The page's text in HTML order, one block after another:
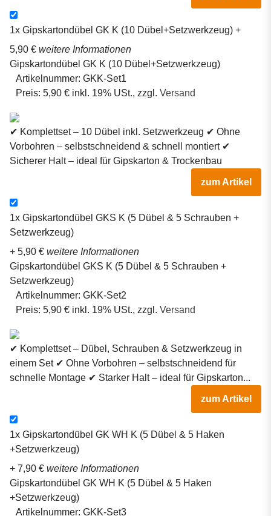
1x Gipskartondübel GK K (10 Dübel+Setzwerkzeug) +
5,90 € weitere Informationen
Gipskartondübel GK K (10 Dübel+Setzwerkzeug)
Artikelnummer: GKK-Set1
Preis: 5,90 € inkl. 19% USt., zzgl. Versand
✔ Komplettset – 10 Dübel inkl. Setzwerkzeug ✔ Ohne
Vorbohren – selbstschneidend & schnell montiert ✔
Sicherer Halt – ideal für Gipskarton & Trockenbau
zum Artikel
1x Gipskartondübel GKS K (5 Dübel & 5 Schrauben +
Setzwerkzeug)
+ 5,90 € weitere Informationen
Gipskartondübel GKS K (5 Dübel & 5 Schrauben +
Setzwerkzeug)
Artikelnummer: GKK-Set2
Preis: 5,90 € inkl. 19% USt., zzgl. Versand
✔ Komplettset – Dübel, Schrauben & Setzwerkzeug in
einem Set ✔ Ohne Vorbohren – selbstschneidend für
schnelle Montage ✔ Starker Halt – ideal für Gipskarton...
zum Artikel
1x Gipskartondübel GK WH K (5 Dübel & 5 Haken
+Setzwerkzeug)
+ 7,90 € weitere Informationen
Gipskartondübel GK WH K (5 Dübel & 5 Haken
+Setzwerkzeug)
Artikelnummer: GKK-Set3